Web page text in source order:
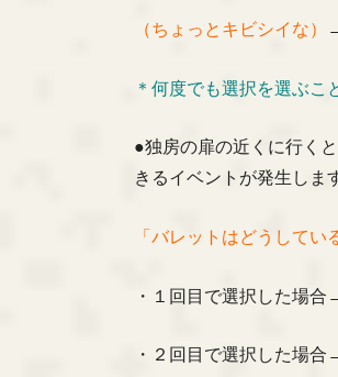
（ちょっとキビシイな）
＊何度でも選択を選ぶこ
●独房の扉の近くに行く
きるイベントが発生しま
「バレットはどうしてい
・１回目で選択した場
・２回目で選択した場